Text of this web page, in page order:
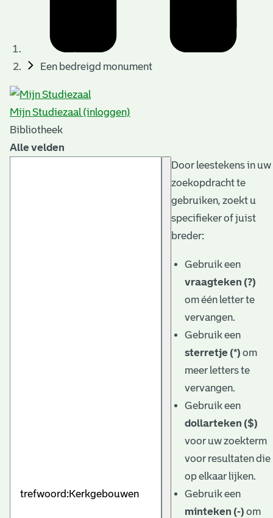
Een bedreigd monument
Mijn Studiezaal (inloggen)
Bibliotheek
Alle velden
Door leestekens in uw
zoekopdracht te
gebruiken, zoekt u
specifieker of juist
breder:
Gebruik een
vraagteken (?)
om één letter te
vervangen.
Gebruik een
sterretje (*) om
meer letters te
vervangen.
Gebruik een
dollarteken ($)
voor uw zoekterm
voor resultaten die
op elkaar lijken.
Gebruik een
minteken (-) om